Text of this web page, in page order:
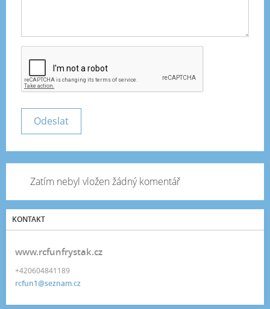
Zatím nebyl vložen žádný komentář
KONTAKT
www.rcfunfrystak.cz
+420604841189
rcfun1@seznam.cz